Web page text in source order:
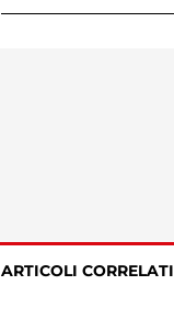
ARTICOLI CORRELATI